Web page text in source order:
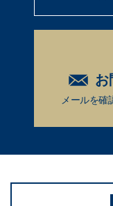
お
メールを確